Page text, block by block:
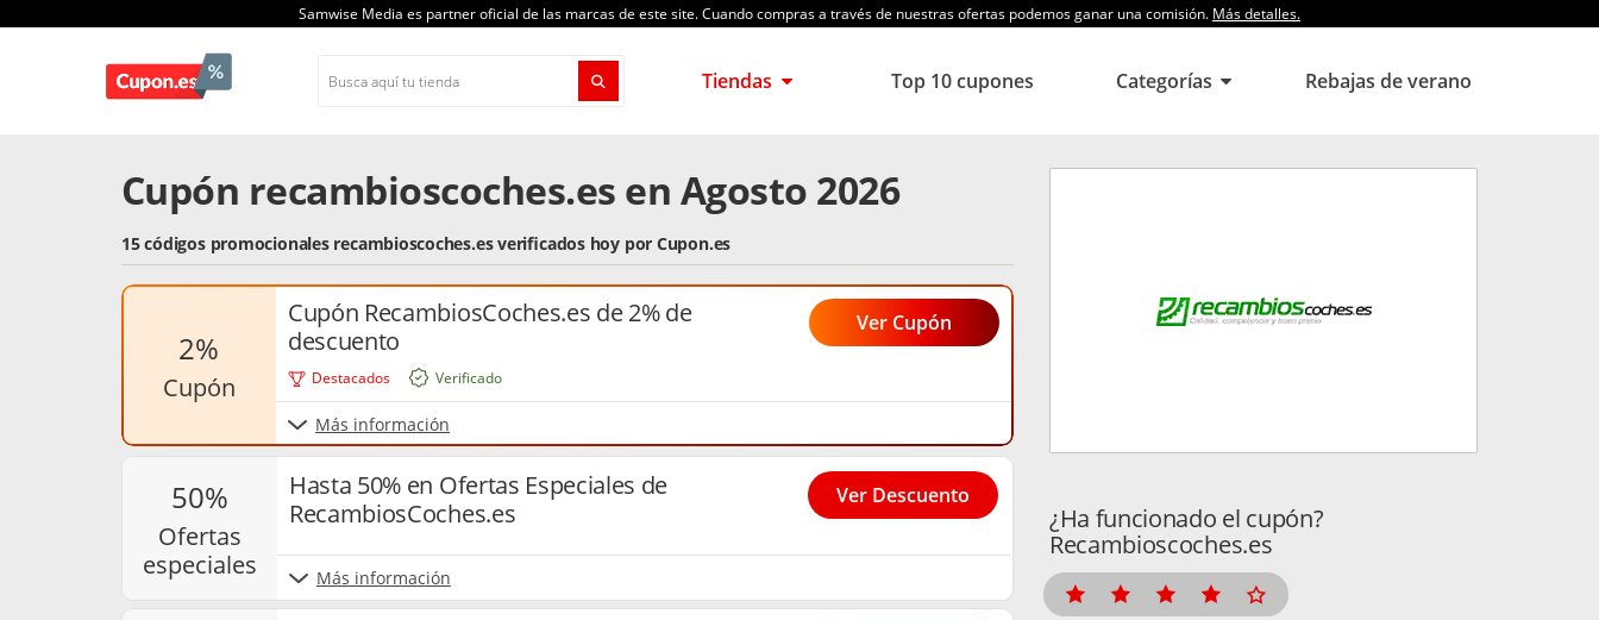
Samwise Media es partner oficial de las marcas de este site. Cuando compras a través de nuestras ofertas podemos ganar una comisión. Más detalles.
Tiendas Top 10 cupones Categorías Rebajas de verano
Cupón recambioscoches.es en Agosto 2026
15 códigos promocionales recambioscoches.es verificados hoy por Cupon.es
Destacados
2%
cupón
Cupón RecambiosCoches.es de 2% de
descuento
Más información
Verificado
Ver Cupón
50%
ofertas
especiales
Hasta 50% en Ofertas Especiales de
RecambiosCoches.es
Más información
Ver Descuento
¿Ha funcionado el cupón?
Recambioscoches.es